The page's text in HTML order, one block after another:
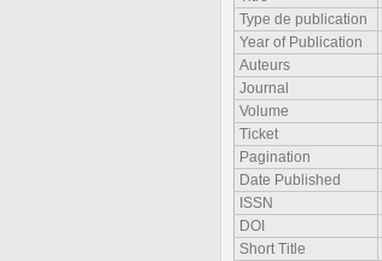
Type de publication
Year of Publication
Auteurs
Journal
Volume
Ticket
Pagination
Date Published
ISSN
DOI
Short Title